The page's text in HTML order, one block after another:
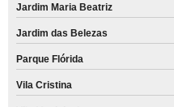
Jardim Maria Beatriz
Jardim das Belezas
Parque Flórida
Vila Cristina